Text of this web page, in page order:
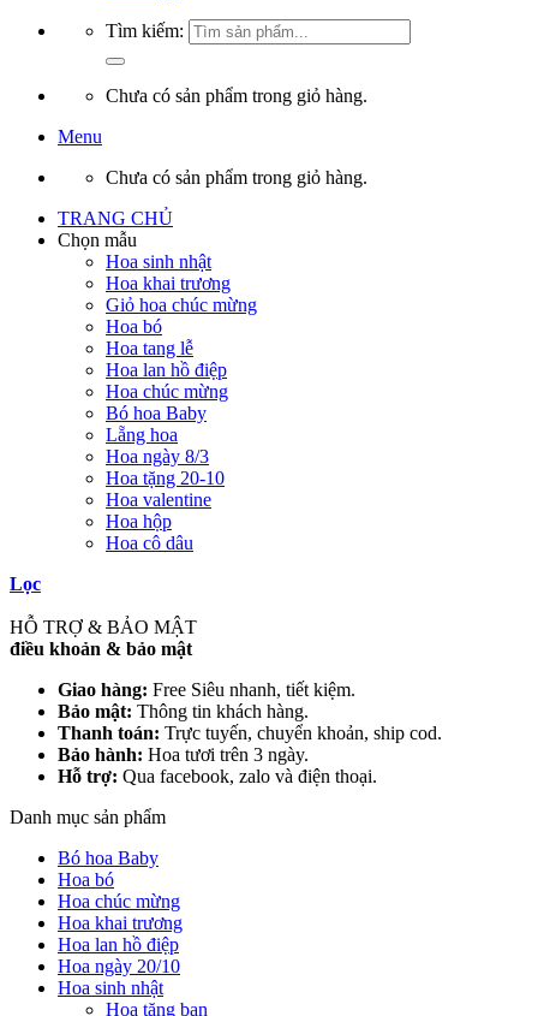
Tìm kiếm:
Chưa có sản phẩm trong giỏ hàng.
Menu
Chưa có sản phẩm trong giỏ hàng.
TRANG CHỦ
Chọn mẫu
Hoa sinh nhật
Hoa khai trương
Giỏ hoa chúc mừng
Hoa bó
Hoa tang lễ
Hoa lan hồ điệp
Hoa chúc mừng
Bó hoa Baby
Lẵng hoa
Hoa ngày 8/3
Hoa tặng 20-10
Hoa valentine
Hoa hộp
Hoa cô dâu
Lọc
HỖ TRỢ & BẢO MẬT
điều khoản & bảo mật
Giao hàng: Free Siêu nhanh, tiết kiệm.
Bảo mật: Thông tin khách hàng.
Thanh toán: Trực tuyến, chuyển khoản, ship cod.
Bảo hành: Hoa tươi trên 3 ngày.
Hỗ trợ: Qua facebook, zalo và điện thoại.
Danh mục sản phẩm
Bó hoa Baby
Hoa bó
Hoa chúc mừng
Hoa khai trương
Hoa lan hồ điệp
Hoa ngày 20/10
Hoa sinh nhật
Hoa tặng bạn